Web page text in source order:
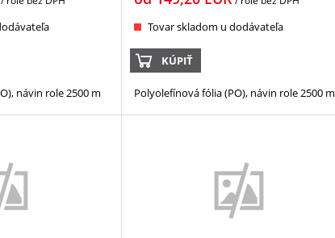
návin role 2500 m
Tovar skladom u dodávateľa
KÚPIŤ
Polyolefínová fólia (PO), návin role 2500 m